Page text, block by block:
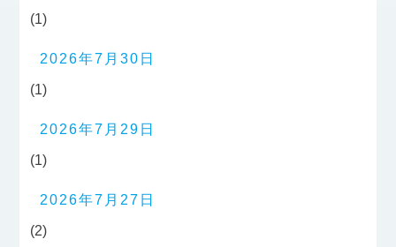
(1)
2026年7月30日
(1)
2026年7月29日
(1)
2026年7月27日
(2)